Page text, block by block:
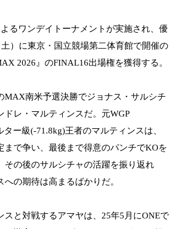
るワンデイトーナメントが実施され、優
）に東京・国立競場第二体育館で開催の
2026』のFINAL16出場権を獲得する。
南米予選決勝でジョナス・サルシチ
ドレ・マルティンスだ。元WGP
ー級(-71.8kg)王者のマルティンスは、
まで争い、最後まで得意のパンチでKOを
その後のサルシチャの活躍を振り返れ
への期待は高まるばかりだ。
と対戦するアマヤは、25年5月にONEで